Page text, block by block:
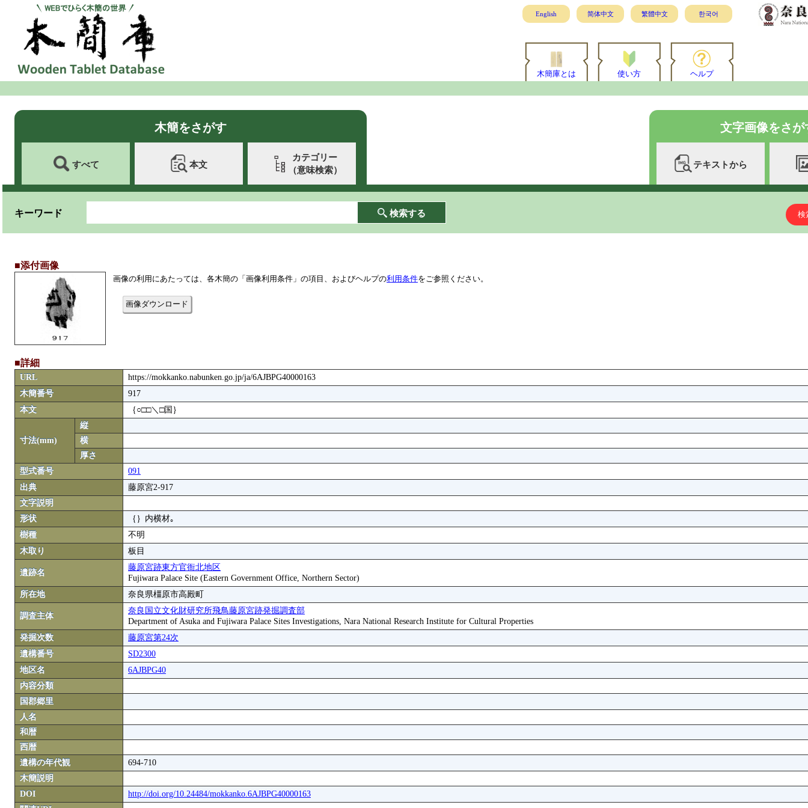
English 简体中文 繁體中文 한국어
木簡庫とは 使い方 ヘルプ
木簡をさがす
すべて 本文
カテゴリー
（意味検索）
文字画像をさが
テキストから
キーワード 検索する 検
■添付画像
画像の利用にあたっては、各木簡の「画像利用条件」の項目、およびヘルプの利用条件をご参照ください。
画像ダウンロード
■詳細
URL
https://mokkanko.nabunken.go.jp/ja/6AJBPG40000163
木簡番号
917
本文
｛○□□＼□国｝
寸法(mm)
縦
横
厚さ
型式番号
091
出典
藤原宮2-917
文字説明
形状
｛｝内横材｡
樹種
不明
木取り
板目
遺跡名
藤原宮跡東方官衙北地区
Fujiwara Palace Site (Eastern Government Office, Northern Sector)
所在地
奈良県橿原市高殿町
調査主体
奈良国立文化財研究所飛鳥藤原宮跡発掘調査部
Department of Asuka and Fujiwara Palace Sites Investigations, Nara National Research Institute for Cultural Properties
発掘次数
藤原宮第24次
遺構番号
SD2300
地区名
6AJBPG40
内容分類
国郡郷里
人名
和暦
西暦
遺構の年代観
694-710
木簡説明
DOI
http://doi.org/10.24484/mokkanko.6AJBPG40000163